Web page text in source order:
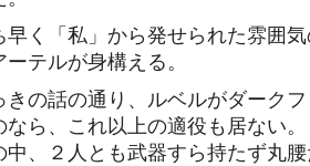
く「私」から発せられた雰囲
ーテルが身構える。
の話の通り、ルベルがダーク
なら、これ以上の適役も居ない
中、２人とも武器すら持たず丸